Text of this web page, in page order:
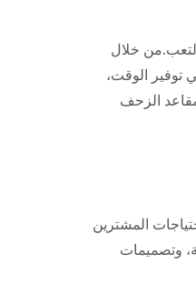
خلال
توفير الوقت،
مقاعد الزحف
المشترين
وتصميمات